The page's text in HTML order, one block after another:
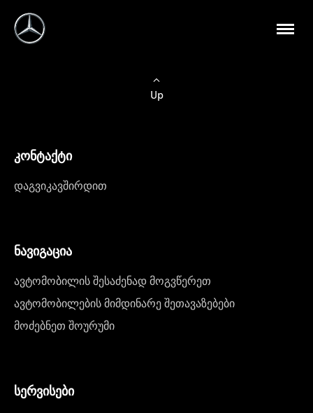
Up
კონტაქტი
დაგვიკავშირდით
ნავიგაცია
ავტომობილის შესაძენად მოგვწერეთ
ავტომობილების მიმდინარე შეთავაზებები
მოძებნეთ შოურუმი
სერვისები